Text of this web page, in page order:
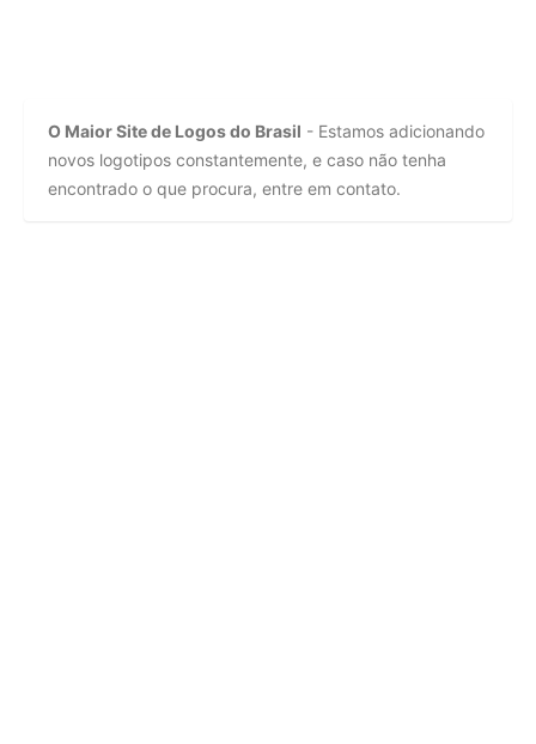
O Maior Site de Logos do Brasil - Estamos adicionando
novos logotipos constantemente, e caso não tenha
encontrado o que procura, entre em contato.